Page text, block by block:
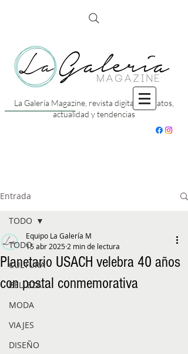
La Galería Magazine, revista digital con datos,
actualidad y tendencias
Entrada
TODO
CULTURA
BELLEZA
MODA
VIAJES
DISEÑO
TODO
Planetario USACH velebra 40 años
con postal conmemorativa
Equipo La Galería M
15 abr 2025 2 min de lectura